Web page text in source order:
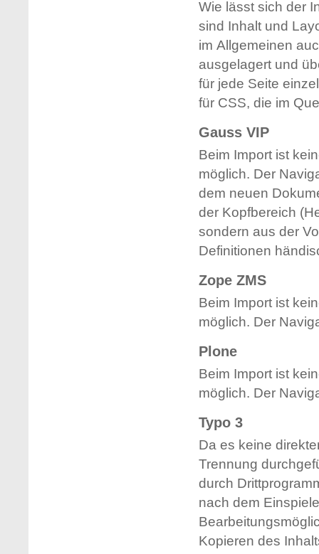
Wie lässt sich der
sind Inhalt und
im Allgemeinen
ausgelagert und
für jede Seite
für CSS, die im
Gauss VIP
Beim Import ist
möglich. Der
dem neuen
der Kopfbereich
sondern aus der
Definitionen
Zope ZMS
Beim Import ist
möglich. Der
Plone
Beim Import ist
möglich. Der
Typo 3
Da es keine
Trennung
durch
nach dem
Kopieren des